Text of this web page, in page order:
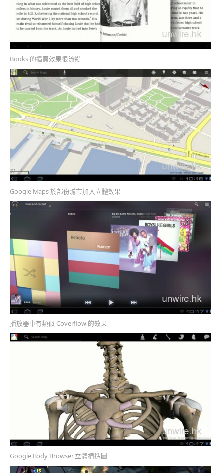
Books 的揭頁效果很流暢
Google Maps 於部份城市加入立體效果
播放器中有類似 Coverflow 的效果
Google Body Browser 立體構造圖